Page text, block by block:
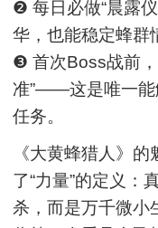
❷ 每日必做“晨露
华，也能稳定蜂群
❸ 首次Boss战前
准”——这是唯一能
任务。
《大黄蜂猎人》
了“力量”的定义：
杀，而是万千微小